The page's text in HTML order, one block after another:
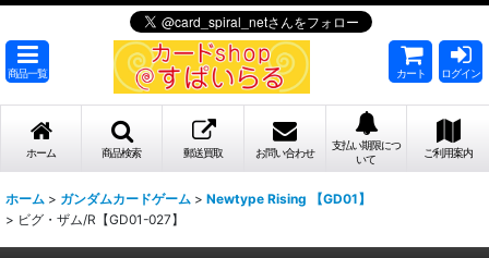
商品一覧 カート ログイン
ホーム 商品検索 郵送買取 お問い合わせ
支払い期限につ
いて
ご利用案内
ホーム > ガンダムカードゲーム > Newtype Rising 【GD01】
> ビグ・ザム/R【GD01-027】